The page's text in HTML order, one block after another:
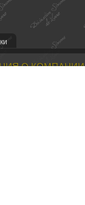
О КОМПАНИИ